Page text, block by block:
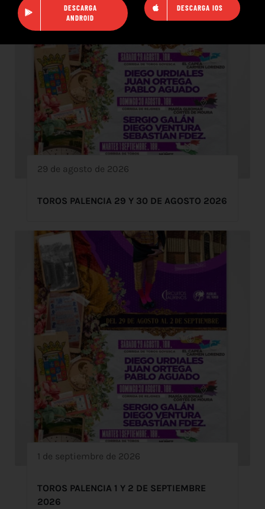
29 de agosto de 2026
TOROS PALENCIA 29 Y 30 DE AGOSTO 2026
1 de septiembre de 2026
TOROS PALENCIA 1 Y 2 DE SEPTIEMBRE
2026
DESCARGA
ANDROID
DESCARGA IOS